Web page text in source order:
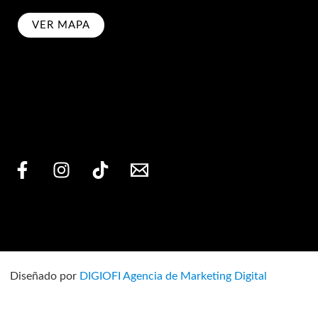
VER MAPA
Diseñado por DIGIOFI Agencia de Marketing Digital